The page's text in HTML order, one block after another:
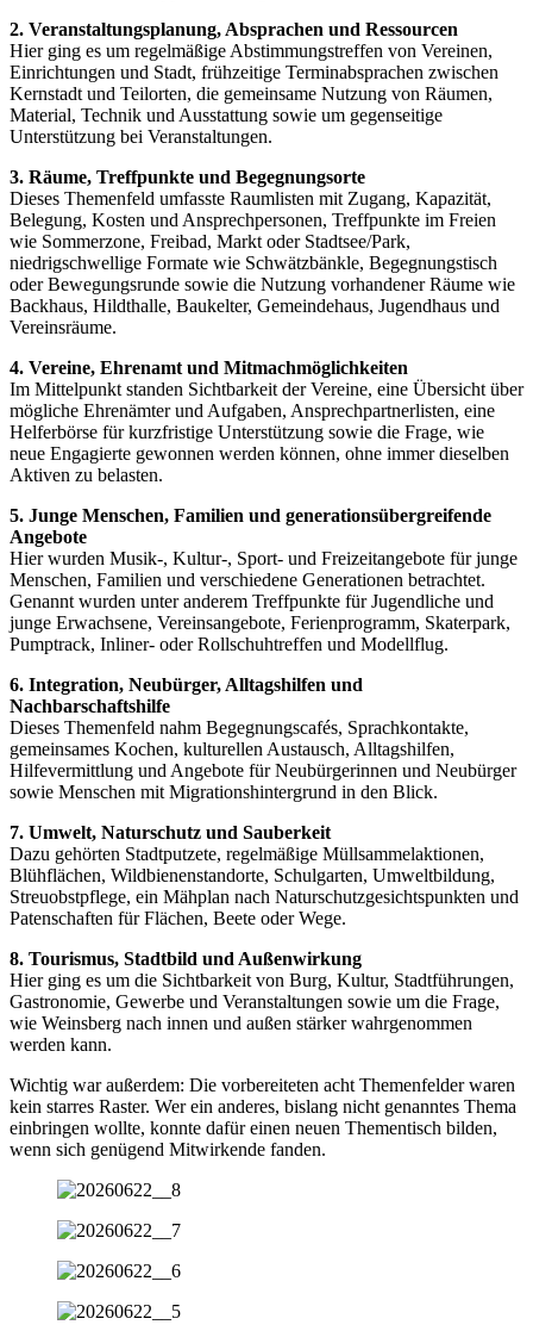
2. Veranstaltungsplanung, Absprachen und Ressourcen
Hier ging es um regelmäßige Abstimmungstreffen von Vereinen,
Einrichtungen und Stadt, frühzeitige Terminabsprachen zwischen
Kernstadt und Teilorten, die gemeinsame Nutzung von Räumen,
Material, Technik und Ausstattung sowie um gegenseitige
Unterstützung bei Veranstaltungen.
3. Räume, Treffpunkte und Begegnungsorte
Dieses Themenfeld umfasste Raumlisten mit Zugang, Kapazität,
Belegung, Kosten und Ansprechpersonen, Treffpunkte im Freien
wie Sommerzone, Freibad, Markt oder Stadtsee/Park,
niedrigschwellige Formate wie Schwätzbänkle, Begegnungstisch
oder Bewegungsrunde sowie die Nutzung vorhandener Räume wie
Backhaus, Hildthalle, Baukelter, Gemeindehaus, Jugendhaus und
Vereinsräume.
4. Vereine, Ehrenamt und Mitmachmöglichkeiten
Im Mittelpunkt standen Sichtbarkeit der Vereine, eine Übersicht über
mögliche Ehrenämter und Aufgaben, Ansprechpartnerlisten, eine
Helferbörse für kurzfristige Unterstützung sowie die Frage, wie
neue Engagierte gewonnen werden können, ohne immer dieselben
Aktiven zu belasten.
5. Junge Menschen, Familien und generationsübergreifende
Angebote
Hier wurden Musik-, Kultur-, Sport- und Freizeitangebote für junge
Menschen, Familien und verschiedene Generationen betrachtet.
Genannt wurden unter anderem Treffpunkte für Jugendliche und
junge Erwachsene, Vereinsangebote, Ferienprogramm, Skaterpark,
Pumptrack, Inliner- oder Rollschuhtreffen und Modellflug.
6. Integration, Neubürger, Alltagshilfen und
Nachbarschaftshilfe
Dieses Themenfeld nahm Begegnungscafés, Sprachkontakte,
gemeinsames Kochen, kulturellen Austausch, Alltagshilfen,
Hilfevermittlung und Angebote für Neubürgerinnen und Neubürger
sowie Menschen mit Migrationshintergrund in den Blick.
7. Umwelt, Naturschutz und Sauberkeit
Dazu gehörten Stadtputzete, regelmäßige Müllsammelaktionen,
Blühflächen, Wildbienenstandorte, Schulgarten, Umweltbildung,
Streuobstpflege, ein Mähplan nach Naturschutzgesichtspunkten und
Patenschaften für Flächen, Beete oder Wege.
8. Tourismus, Stadtbild und Außenwirkung
Hier ging es um die Sichtbarkeit von Burg, Kultur, Stadtführungen,
Gastronomie, Gewerbe und Veranstaltungen sowie um die Frage,
wie Weinsberg nach innen und außen stärker wahrgenommen
werden kann.
Wichtig war außerdem: Die vorbereiteten acht Themenfelder waren
kein starres Raster. Wer ein anderes, bislang nicht genanntes Thema
einbringen wollte, konnte dafür einen neuen Thementisch bilden,
wenn sich genügend Mitwirkende fanden.